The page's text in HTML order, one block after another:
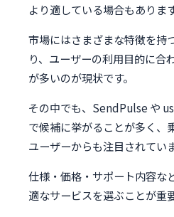
より適している場合もあります
市場にはさまざまな特徴を持
り、ユーザーの利用目的に合
が多いのが現状です。
その中でも、SendPulse や
で候補に挙がることが多く、
ユーザーからも注目されていま
仕様・価格・サポート内容な
適なサービスを選ぶことが重